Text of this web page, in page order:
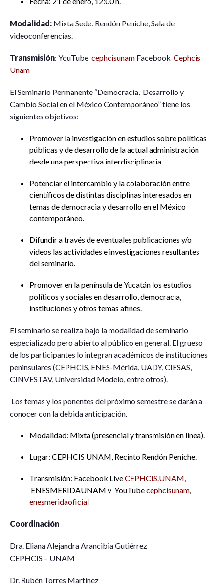
Modalidad: Mixta Sede: Rendón Peniche, Sala de
videoconferencias.
Transmisión: YouTube cephcisunam Facebook Cephcis
Unam
El Seminario Permanente “Democracia, Desarrollo y
Cambio Social en el México Contemporáneo” tiene los
siguientes objetivos:
Promover la investigación en estudios sobre políticas
públicas y de desarrollo de la actual administración
desde una perspectiva interdisciplinaria.
Potenciar el intercambio y la colaboración entre
científicos de distintas disciplinas interesados en
temas de democracia y desarrollo en el México
contemporáneo.
Difundir a través de eventuales publicaciones y/o
videos las actividades e investigaciones resultantes
del seminario.
Promover en la península de Yucatán los estudios
políticos y sociales en desarrollo, democracia,
instituciones y otros temas afines.
El seminario se realiza bajo la modalidad de seminario
especializado pero abierto al público en general. El grueso
de los participantes lo integran académicos de instituciones
peninsulares (CEPHCIS, ENES-Mérida, UADY, CIESAS,
CINVESTAV, Universidad Modelo, entre otros).
Los temas y los ponentes del próximo semestre se darán a
conocer con la debida anticipación.
Modalidad: Mixta (presencial y transmisión en línea).
Lugar: CEPHCIS UNAM, Recinto Rendón Peniche.
Transmisión: Facebook LiveCEPHCIS.UNAM,
ENESMERIDAUNAM y YouTubecephcisunam,
enesmeridaoficial
Coordinación
Dra. Eliana Alejandra Arancibia Gutiérrez
CEPHCIS – UNAM
Dr. Rubén Torres Martínez